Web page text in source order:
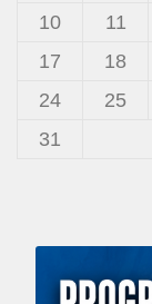
10
11
17
18
24
25
31